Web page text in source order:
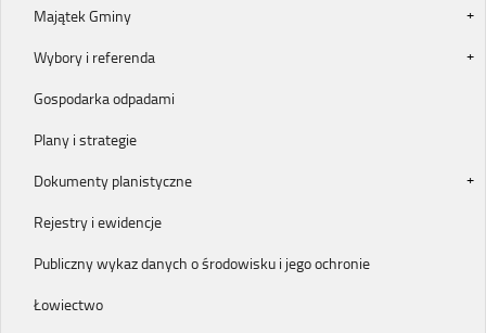
Majątek Gminy
Wybory i referenda
Gospodarka odpadami
Plany i strategie
Dokumenty planistyczne
Rejestry i ewidencje
Publiczny wykaz danych o środowisku i jego ochronie
Łowiectwo